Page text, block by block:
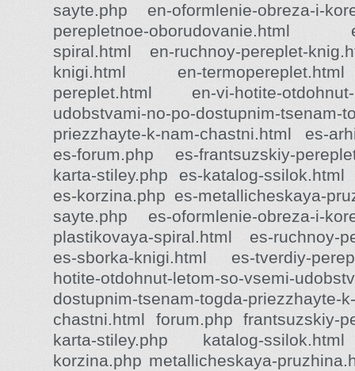
sayte.php en-oformlenie-obreza-i-
perepletnoe-oborudovanie.html
spiral.html en-ruchnoy-pereplet-
knigi.html en-
pereplet.html en-vi-hotite-otdohnut-
udobstvami-no-po-dostupnim-tsenam-
priezzhayte-k-nam-chastni.html es-
es-forum.php es-frantsuzskiy-
karta-stiley.php es-katalog-ssilok.html
es-korzina.php es-metallicheskaya-
sayte.php es-oformlenie-obreza-i-
plastikovaya-spiral.html es-ruchnoy-
es-sborka-knigi.html es-tverdiy-
hotite-otdohnut-letom-so-vsemi-
dostupnim-tsenam-togda-priezzhayte-
chastni.html forum.php frantsuzskiy-
karta-stiley.php katalog-
korzina.php metallicheskaya-